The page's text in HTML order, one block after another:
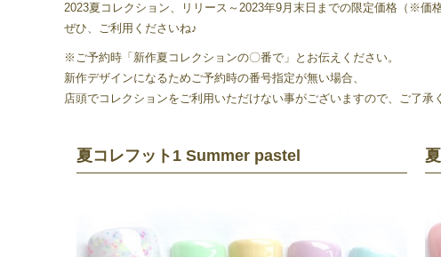
2023夏コレクション、リリース～2023年9月末日までの限定価格（※価
ぜひ、ご利用くださいね♪
※ご予約時「新作夏コレクションの〇番で」とお伝えください。
新作デザインになるためご予約時の番号指定が無い場合、
店頭でコレクションをご利用いただけない事がございますので、ご了承
夏コレフット1 Summer pastel